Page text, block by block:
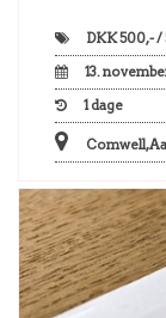
DKK500,- /
13.
1dage
Comwell,